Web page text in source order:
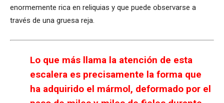
enormemente rica en reliquias y que puede observarse a
través de una gruesa reja.
Lo que más llama la atención de esta
escalera es precisamente la forma que
ha adquirido el mármol, deformado por el